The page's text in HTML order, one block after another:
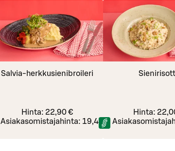
Salvia-herkkusienibroileri
Hinta: 22,90 €
Asiakasomistajahinta: 19,40 €
Hinta: